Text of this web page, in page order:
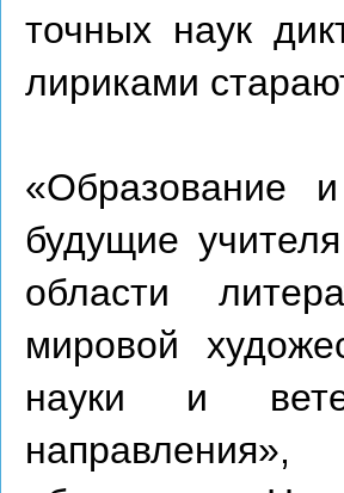
точных наук
лириками
«Образование
будущие
области
мировой
науки и